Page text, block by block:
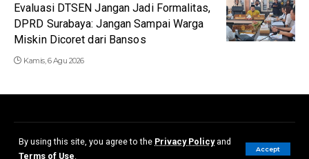
By using this site, you agree to the Privacy Policyand
Terms of Use.
Accept
Evaluasi DTSEN Jangan Jadi Formalitas,
DPRD Surabaya: Jangan Sampai Warga
Miskin Dicoret dari Bansos
Kamis, 6 Agu 2026
Redaksi Disclaimer Kerjasama dan Iklan Pedoman Media Siber